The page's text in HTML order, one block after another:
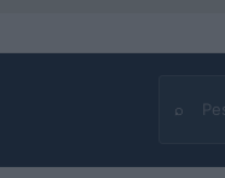
⌕
Buscar